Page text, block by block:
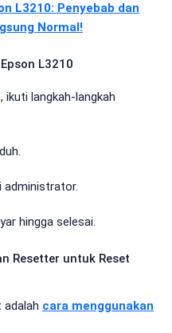
L3210: Penyebab dan
Normal!
L3210
ikuti langkah-langkah
administrator.
hingga selesai.
Resetter untuk Reset
adalah cara menggunakan